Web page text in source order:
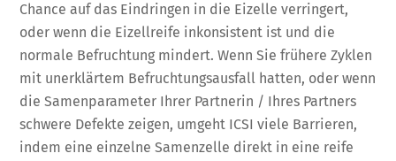
Chance auf das Eindringen in die Eizelle verringert,
oder wenn die Eizellreife inkonsistent ist und die
normale Befruchtung mindert. Wenn Sie frühere Zyklen
mit unerklärtem Befruchtungsausfall hatten, oder wenn
die Samenparameter Ihrer Partnerin / Ihres Partners
schwere Defekte zeigen, umgeht ICSI viele Barrieren,
indem eine einzelne Samenzelle direkt in eine reife